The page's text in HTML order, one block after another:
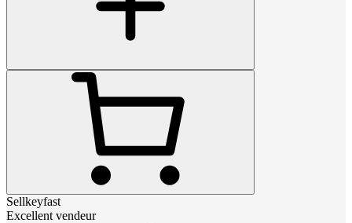
Sellkeyfast
Excellent vendeur